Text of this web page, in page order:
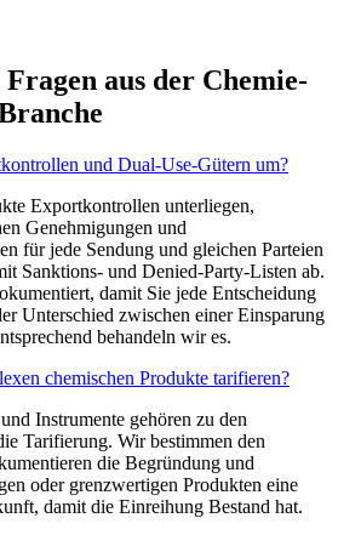
aus der Chemie-
und Dual-Use-Gütern um?
Exportkontrollen unterliegen,
Genehmigungen und
für jede Sendung und gleichen Parteien
Sanktions- und Denied-Party-Listen ab.
damit Sie jede Entscheidung
Unterschied zwischen einer Einsparung
behandeln wir es.
chemischen Produkte tarifieren?
Instrumente gehören zu den
Tarifierung. Wir bestimmen den
die Begründung und
oder grenzwertigen Produkten eine
damit die Einreihung Bestand hat.